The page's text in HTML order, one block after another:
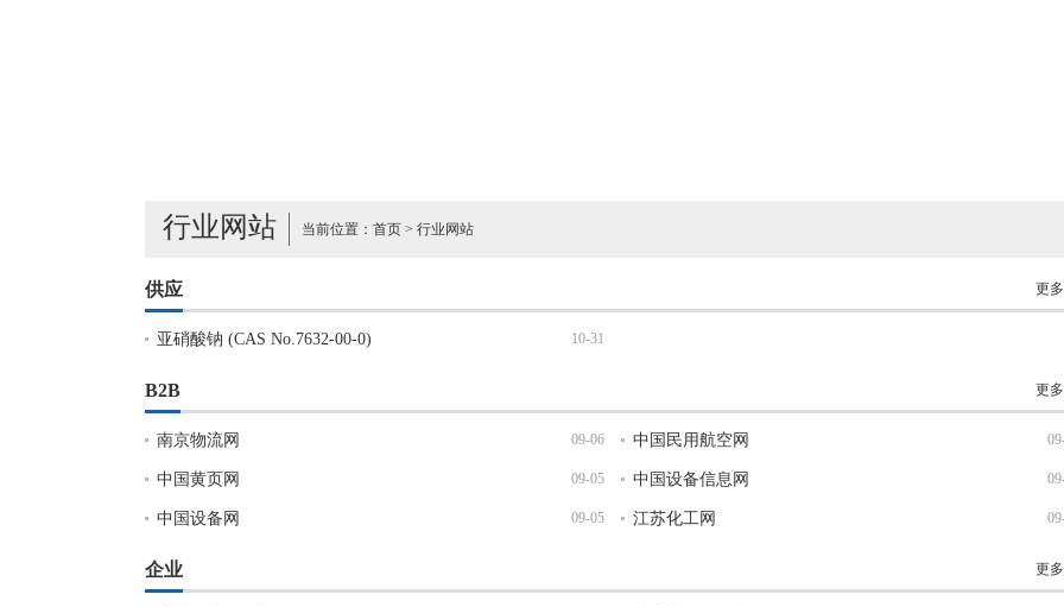
行业网站 当前位置： 首页 > 行业网站
供应 更
10-31
亚硝酸钠 (CAS No.7632-00-0)
B2B 更
09-06
南京物流网 中国民用航空网
09-05
中国黄页网 中国设备信息网
09-05
中国设备网 江苏化工网
企业 更